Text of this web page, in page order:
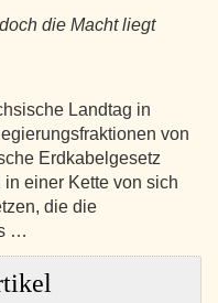
die Macht liegt
Landtag in
von
Erdkabelgesetz
einer Kette von sich
die die
…